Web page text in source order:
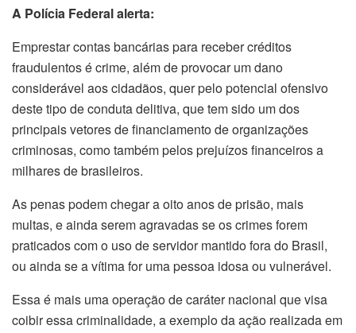
A Polícia Federal alerta:
Emprestar contas bancárias para receber créditos
fraudulentos é crime, além de provocar um dano
considerável aos cidadãos, quer pelo potencial ofensivo
deste tipo de conduta delitiva, que tem sido um dos
principais vetores de financiamento de organizações
criminosas, como também pelos prejuízos financeiros a
milhares de brasileiros.
As penas podem chegar a oito anos de prisão, mais
multas, e ainda serem agravadas se os crimes forem
praticados com o uso de servidor mantido fora do Brasil,
ou ainda se a vítima for uma pessoa idosa ou vulnerável.
Essa é mais uma operação de caráter nacional que visa
coibir essa criminalidade, a exemplo da ação realizada em